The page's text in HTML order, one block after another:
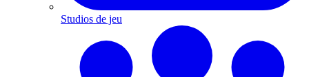
Studios de jeu